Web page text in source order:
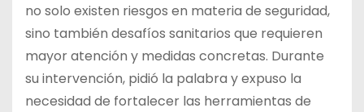
no solo existen riesgos en materia de seguridad,
sino también desafíos sanitarios que requieren
mayor atención y medidas concretas. Durante
su intervención, pidió la palabra y expuso la
necesidad de fortalecer las herramientas de